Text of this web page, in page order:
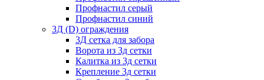
Профнастил серый
Профнастил синий
3Д (D) ограждения
3Д сетка для забора
Ворота из 3д сетки
Калитка из 3д сетки
Крепление 3д сетки